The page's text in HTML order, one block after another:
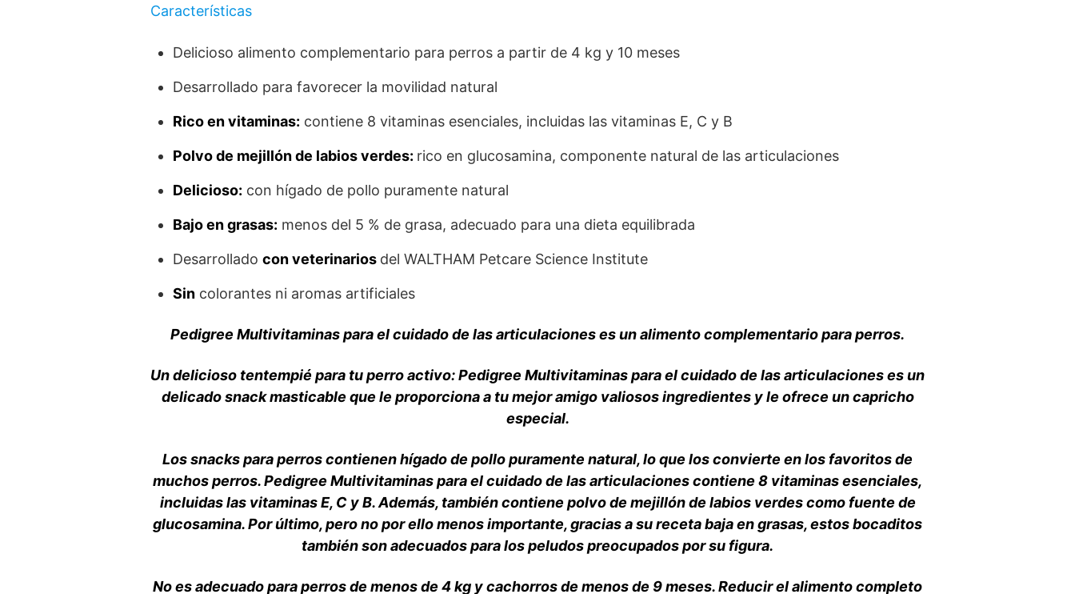
Características
Delicioso alimento complementario para perros a partir de 4 kg y 10 meses
Desarrollado para favorecer la movilidad natural
Rico en vitaminas: contiene 8 vitaminas esenciales, incluidas las vitaminas E, C y B
Polvo de mejillón de labios verdes: rico en glucosamina, componente natural de las articulaciones
Delicioso: con hígado de pollo puramente natural
Bajo en grasas: menos del 5 % de grasa, adecuado para una dieta equilibrada
Desarrollado con veterinarios del WALTHAM Petcare Science Institute
Sin colorantes ni aromas artificiales
Pedigree Multivitaminas para el cuidado de las articulaciones es un alimento complementario para perros.
Un delicioso tentempié para tu perro activo: Pedigree Multivitaminas para el cuidado de las articulaciones es un
delicado snack masticable que le proporciona a tu mejor amigo valiosos ingredientes y le ofrece un capricho
especial.
Los snacks para perros contienen hígado de pollo puramente natural, lo que los convierte en los favoritos de
muchos perros. Pedigree Multivitaminas para el cuidado de las articulaciones contiene 8 vitaminas esenciales,
incluidas las vitaminas E, C y B. Además, también contiene polvo de mejillón de labios verdes como fuente de
glucosamina. Por último, pero no por ello menos importante, gracias a su receta baja en grasas, estos bocaditos
también son adecuados para los peludos preocupados por su figura.
No es adecuado para perros de menos de 4 kg y cachorros de menos de 9 meses. Reducir el alimento completo